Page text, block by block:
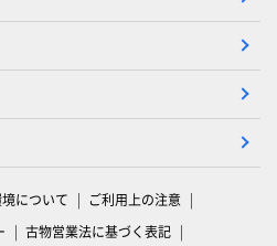
について
ご利用上の注意
古物営業法に基づく表記